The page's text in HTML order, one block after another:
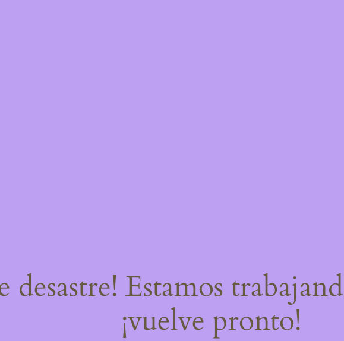
desastre! Estamos
¡vuelve pronto!